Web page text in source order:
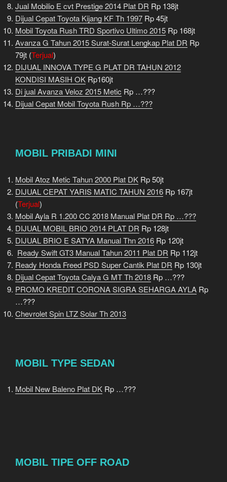
Jual Mobilio E cvt Prestige 2014 Plat DR Rp 138jt
Dijual Cepat Toyota Kijang KF Th 1997 Rp 45jt
Mobil Toyota Rush TRD Sportivo Ultimo 2015 Rp 168jt
Avanza G Tahun 2015 Surat-Surat Lengkap Plat DR Rp
79jt (Terjual)
DIJUAL INNOVA TYPE G PLAT DR TAHUN 2012
KONDISI MASIH OK Rp160jt
Di jual Avanza Veloz 2015 Metic Rp …???
Dijual Cepat Mobil Toyota Rush Rp …???
MOBIL PRIBADI MINI
Mobil Atoz Metic Tahun 2000 Plat DK Rp 50jt
DIJUAL CEPAT YARIS MATIC TAHUN 2016 Rp 167jt
(Terjual)
Mobil Ayla R 1.200 CC 2018 Manual Plat DR Rp …???
DIJUAL MOBIL BRIO 2014 PLAT DR Rp 128jt
DIJUAL BRIO E SATYA Manual Thn 2016 Rp 120jt
Ready Swift GT3 Manual Tahun 2011 Plat DR Rp 112jt
Ready Honda Freed PSD Super Cantik Plat DR Rp 130jt
Dijual Cepat Toyota Calya G MT Th 2018 Rp …???
PROMO KREDIT CORONA SIGRA SEHARGA AYLA Rp
…???
Chevrolet Spin LTZ Solar Th 2013
MOBIL TYPE SEDAN
Mobil New Baleno Plat DK Rp …???
MOBIL TIPE OFF ROAD